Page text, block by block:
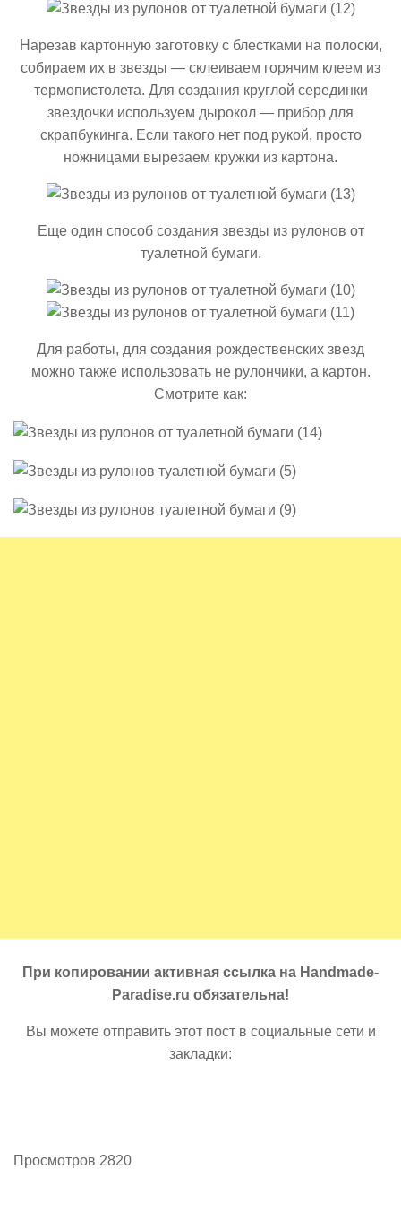
Нарезав картонную заготовку с блестками на полоски,
собираем их в звезды — склеиваем горячим клеем из
термопистолета. Для создания круглой серединки
звездочки используем дырокол — прибор для
скрапбукинга. Если такого нет под рукой, просто
ножницами вырезаем кружки из картона.
Еще один способ создания звезды из рулонов от
туалетной бумаги.
Для работы, для создания рождественских звезд
можно также использовать не рулончики, а картон.
Смотрите как:
При копировании активная ссылка на Handmade-
Paradise.ru обязательна!
Вы можете отправить этот пост в социальные сети и
закладки:
Просмотров 2820